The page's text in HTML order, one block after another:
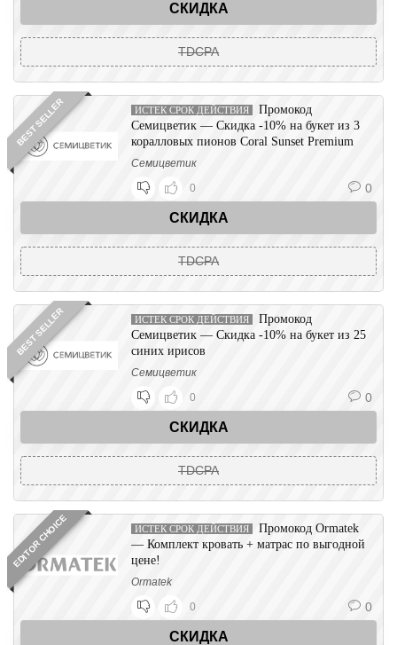
СКИДКА
TDCPA
BEST SELLER ИСТЕК СРОК ДЕЙСТВИЯ
Промокод
Семицветик — Скидка -10% на букет из 3
коралловых пионов Coral Sunset Premium
Семицветик
0
0
СКИДКА
TDCPA
BEST SELLER ИСТЕК СРОК ДЕЙСТВИЯ
Промокод
Семицветик — Скидка -10% на букет из 25
синих ирисов
Семицветик
0
0
СКИДКА
TDCPA
EDITOR CHOICE ИСТЕК СРОК ДЕЙСТВИЯ
Промокод Ormatek
— Комплект кровать + матрас по выгодной
цене!
Ormatek
0
0
СКИДКА